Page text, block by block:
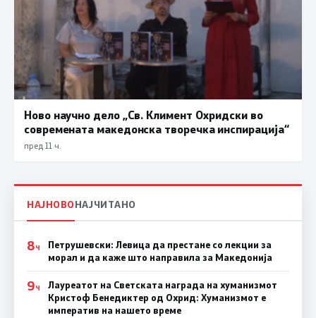
Ново научно дело „Св. Климент Охридски во
современата македонска творечка инспирација“
пред 11 ч.
НАЈНОВОНАЈЧИТАНО
8Ч
Петрушевски: Левица да престане со лекции за
морал и да каже што направила за Македонија
9Ч
Лауреатот на Светската награда на хуманизмот
Кристоф Бенедиктер од Охрид: Хуманизмот е
императив на нашето време